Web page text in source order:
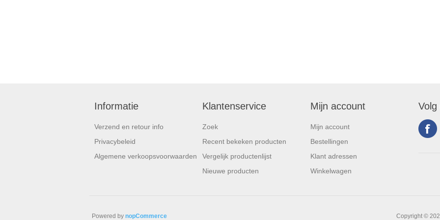
Informatie
Verzend en retour info
Privacybeleid
Algemene verkoopsvoorwaarden
Klantenservice
Zoek
Recent bekeken producten
Vergelijk productenlijst
Nieuwe producten
Mijn account
Mijn account
Bestellingen
Klant adressen
Winkelwagen
Volg
Copyright ©
Powered by nopCommerce